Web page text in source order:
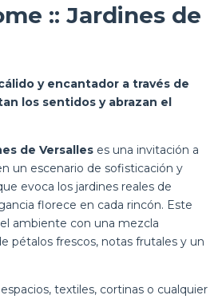
:: Jardines de
y encantador a través de
los sentidos y abrazan el
de Versalles es una invitación a
un escenario de sofisticación y
evoca los jardines reales de
florece en cada rincón. Este
ambiente con una mezcla
pétalos frescos, notas frutales y un
textiles, cortinas o cualquier